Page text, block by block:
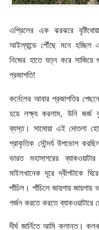
এপ্রিলের এক ঝরঝরে
আইল্যান্ডে পৌঁছে মনে হচ্ছিল
নিজের হাতে যত্ন করে
প্রজাপতি!
কর্নেলের আবার প্রজাপতির
হয়ে লক্ষ্য করলাম, উনি জর্জ
ব্যস্ত। সামোয়া এই দোতলা
প্রাকৃতিক সৌন্দর্য উপভোগ
ভারত মহাসাগরের
মাইলখানেক দূরে দ্বীপটাকে
পাঁচিল। পাঁচিলে জায়গায়
গর্জন করতে করতে ব্যাকওয়াটারে
দীর্ঘ জার্নিতে আমি ক্লান্ত।